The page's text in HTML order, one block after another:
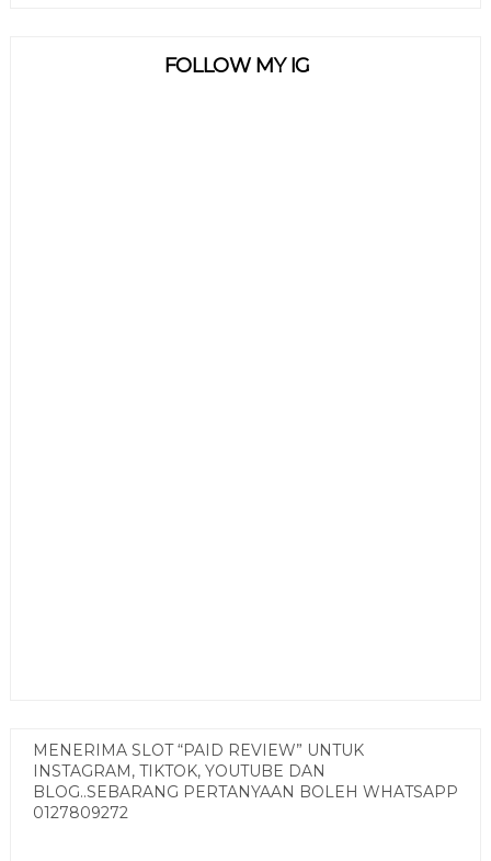
FOLLOW MY IG
MENERIMA SLOT “PAID REVIEW” UNTUK
INSTAGRAM, TIKTOK, YOUTUBE DAN
BLOG..SEBARANG PERTANYAAN BOLEH WHATSAPP
0127809272